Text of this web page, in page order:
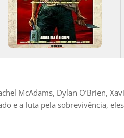
McAdams, Dylan O’Brien,
e a luta pela sobrevivência,